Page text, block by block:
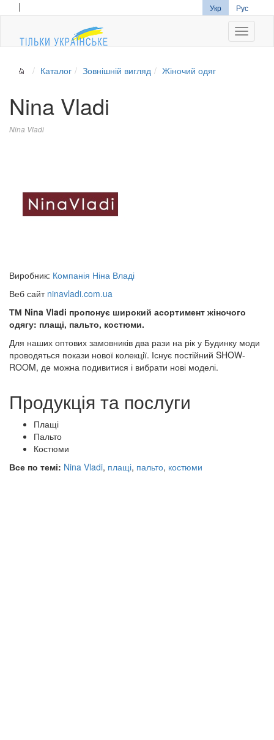
| Укр Рус
Каталог Зовнішній вигляд Жіночий одяг
Nina Vladi
Nina Vladi
Виробник: Компанія Ніна Владі
Веб сайт ninavladi.com.ua
ТМ Nina Vladi пропонує широкий асортимент жіночого
одягу: плащі, пальто, костюми.
Для наших оптових замовників два рази на рік у Будинку моди
проводяться покази нової колекції. Існує постійний SHOW-
ROOM, де можна подивитися і вибрати нові моделі.
Продукція та послуги
Плащі
Пальто
Костюми
Все по темі: Nina Vladi, плащі, пальто, костюми